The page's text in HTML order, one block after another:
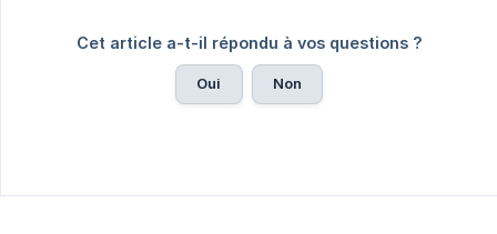
Cet article a-t-il répondu à vos questions ?
Oui Non